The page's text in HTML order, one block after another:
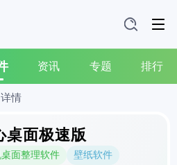
资讯 专题 排行
详情
桌面极速版
面整理软件
壁纸软件